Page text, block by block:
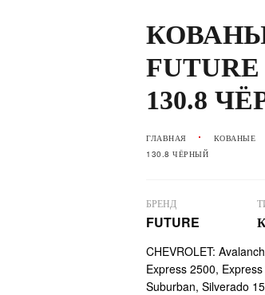
FUTURE
130.8
ГЛАВНАЯ КОВАНЫЕ
130.8 ЧЁРНЫЙ
БРЕНД
FUTURE
CHEVROLET:
Express 2500,
Suburban, Silverado